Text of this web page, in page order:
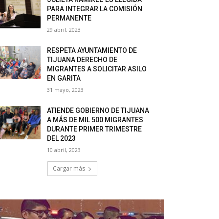
PARA INTEGRAR LA COMISIÓN
PERMANENTE
29 abril, 2023
RESPETA AYUNTAMIENTO DE
TIJUANA DERECHO DE
MIGRANTES A SOLICITAR ASILO
EN GARITA
31 mayo, 2023
ATIENDE GOBIERNO DE TIJUANA
A MÁS DE MIL 500 MIGRANTES
DURANTE PRIMER TRIMESTRE
DEL 2023
10 abril, 2023
Cargar más